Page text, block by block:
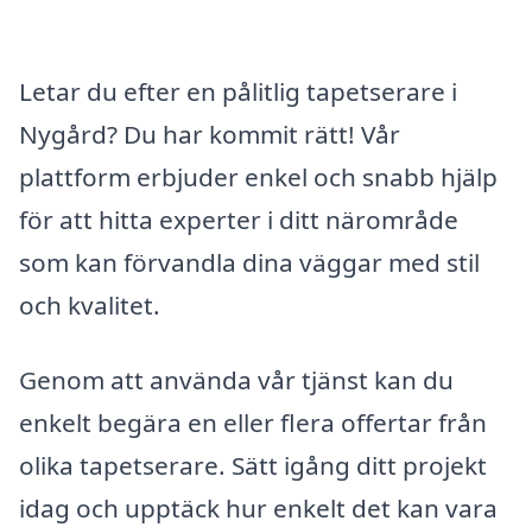
Letar du efter en pålitlig tapetserare i
Nygård? Du har kommit rätt! Vår
plattform erbjuder enkel och snabb hjälp
för att hitta experter i ditt närområde
som kan förvandla dina väggar med stil
och kvalitet.
Genom att använda vår tjänst kan du
enkelt begära en eller flera offertar från
olika tapetserare. Sätt igång ditt projekt
idag och upptäck hur enkelt det kan vara